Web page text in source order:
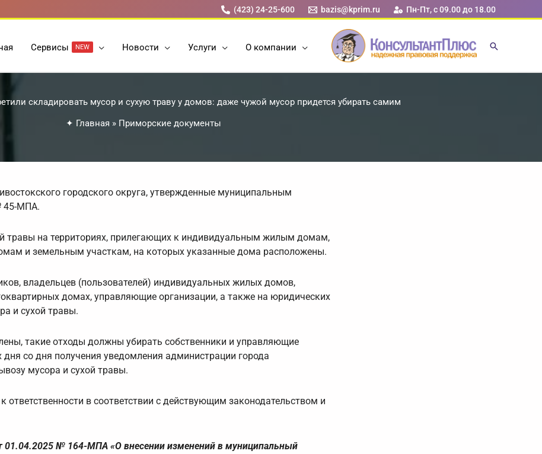
(423) 24-25-600 bazis@kprim.ru Пн-Пт, с 09.00 до 18.00
Cервисы NEW Новости Услуги О компании
складировать мусор и сухую траву у домов: даже чужой мусор придется убирать самим
✦ Главная » Приморские документы
городского округа, утвержденные муниципальным
45-МПА.
травы на территориях, прилегающих к индивидуальным жилым домам,
и земельным участкам, на которых указанные дома расположены.
владельцев (пользователей) индивидуальных жилых домов,
домах, управляющие организации, а также на юридических
и сухой травы.
такие отходы должны убирать собственники и управляющие
со дня получения уведомления администрации города
мусора и сухой травы.
в соответствии с действующим законодательством и
№ 164-МПА «О внесении изменений в муниципальный